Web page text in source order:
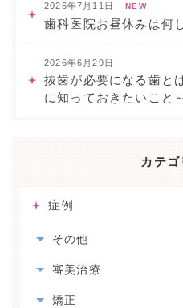
2026年7月11日 NEW
歯科医院お昼休みは何
2026年6月29日
抜歯が必要になる歯と
に知っておきたいこと～
カテゴ
症例
その他
審美治療
矯正